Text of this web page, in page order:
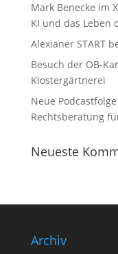
Mark Benecke im
KI und das Leben
Alexianer START
Besuch der OB-
Klostergärtnerei
Neue
Rechtsberatung
Neueste
Archiv